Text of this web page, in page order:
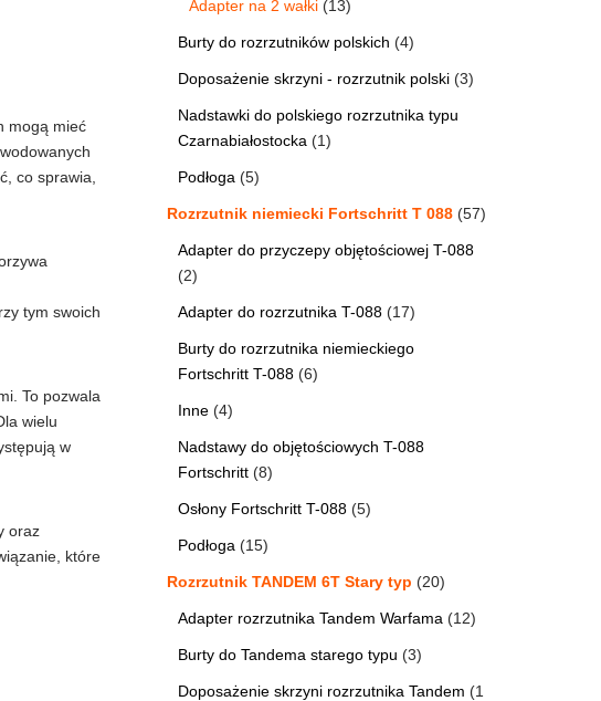
mogą mieć
co sprawia,
tym swoich
To pozwala
wielu
w
oraz
które
Adapter na 2 wałki 13
Burty do rozrzutników polskich 4
Doposażenie skrzyni - rozrzutnik polski 3
Nadstawki do polskiego rozrzutnika typu
Czarnabiałostocka
1
Podłoga 5
Rozrzutnik niemiecki Fortschritt T 088 57
Adapter do przyczepy objętościowej T-088
2
Adapter do rozrzutnika T-088 17
Burty do rozrzutnika niemieckiego
Fortschritt T-088 6
Inne 4
Nadstawy do objętościowych T-088
Fortschritt 8
Osłony Fortschritt T-088 5
Podłoga 15
Rozrzutnik TANDEM 6T Stary typ 20
Adapter rozrzutnika Tandem Warfama 12
Burty do Tandema starego typu 3
Doposażenie skrzyni rozrzutnika Tandem 1